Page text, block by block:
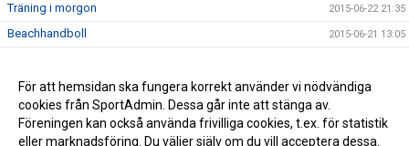
Träning i morgon 2015-06-22 21:35
Beachhandboll 2015-06-21 13:05
Troligt spelschema div 2 (div 3 ej klart ännu) 2015-06-07 22:32
Dagge Lundin klar som A-lagstränare 2015-05-27 23:32
För att hemsidan ska fungera korrekt använder vi nödvändiga
cookies från SportAdmin. Dessa går inte att stänga av.
Föreningen kan också använda frivilliga cookies, t.ex. för statistik
eller marknadsföring. Du väljer själv om du vill acceptera dessa.